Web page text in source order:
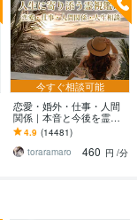
今すぐ相談可能
恋愛・婚外・仕事・人間
関係｜本音と今後を霊視
ます 現実重視の鑑定｜本
質と今後の行動を具体的
にお伝えします
4.9 (14481)
toraramaro
460 円 /分